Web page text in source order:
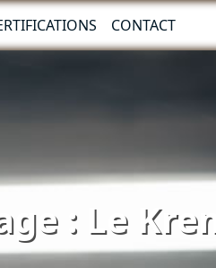
CONTACT
: Le